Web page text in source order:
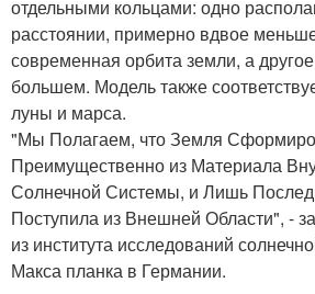
отдельными кольцами: одно
расстоянии, примерно вдвое
современная орбита земли, а
большем. Модель также
луны и марса.
"Мы Полагаем, что Земля
Преимущественно из Материала
Солнечной Системы, и Лишь
Поступила из Внешней Области", -
из института исследований
Макса планка в Германии.